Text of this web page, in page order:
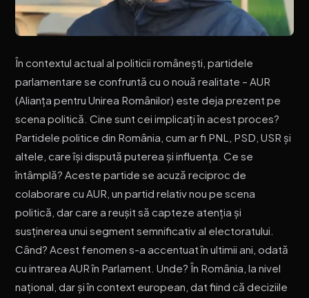
În contextul actual al politicii românești, partidele
parlamentare se confruntă cu o nouă realitate – AUR
(Alianța pentru Unirea Românilor) este deja prezent pe
scena politică. Cine sunt cei implicați în acest proces?
Partidele politice din România, cum ar fi PNL, PSD, USR și
altele, care își dispută puterea și influența. Ce se
întâmplă? Aceste partide se acuză reciproc de
colaborare cu AUR, un partid relativ nou pe scena
politică, dar care a reușit să capteze atenția și
susținerea unui segment semnificativ al electoratului.
Când? Acest fenomen s-a accentuat în ultimii ani, odată
cu intrarea AUR în Parlament. Unde? În România, la nivel
național, dar și în context european, dat fiind că deciziile